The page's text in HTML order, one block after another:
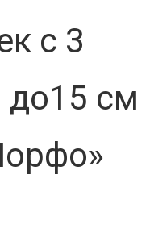
с 3
до15 см